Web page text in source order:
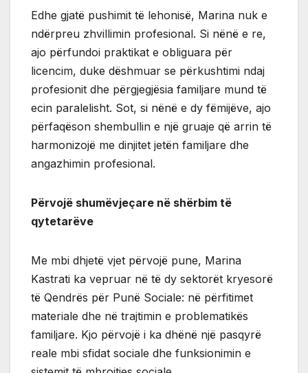
Edhe gjatë pushimit të lehonisë, Marina nuk e
ndërpreu zhvillimin profesional. Si nënë e re,
ajo përfundoi praktikat e obliguara për
licencim, duke dëshmuar se përkushtimi ndaj
profesionit dhe përgjegjësia familjare mund të
ecin paralelisht. Sot, si nënë e dy fëmijëve, ajo
përfaqëson shembullin e një gruaje që arrin të
harmonizojë me dinjitet jetën familjare dhe
angazhimin profesional.
Përvojë shumëvjeçare në shërbim të
qytetarëve
Me mbi dhjetë vjet përvojë pune, Marina
Kastrati ka vepruar në të dy sektorët kryesorë
të Qendrës për Punë Sociale: në përfitimet
materiale dhe në trajtimin e problematikës
familjare. Kjo përvojë i ka dhënë një pasqyrë
reale mbi sfidat sociale dhe funksionimin e